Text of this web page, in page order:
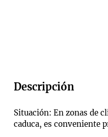
Descripción
Situación: En zonas de
caduca, es conveniente